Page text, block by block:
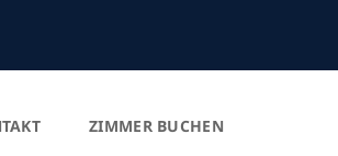
ZIMMER BUCHEN